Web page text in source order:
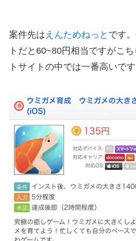
案件先は えんためねっと です
トだと60~80円相当ですがこち
トサイトの中では一番高いで